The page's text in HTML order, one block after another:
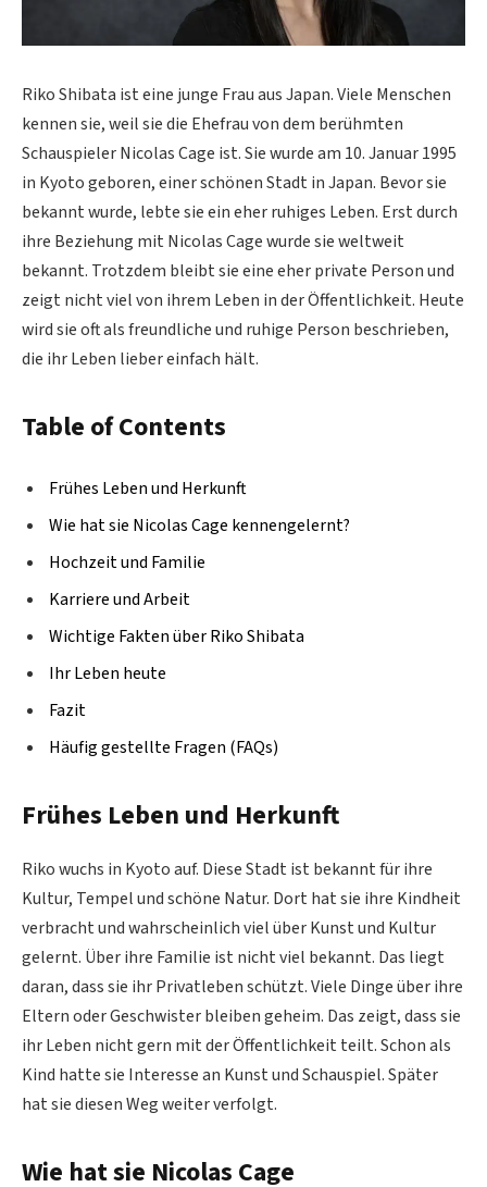
Riko Shibata ist eine junge Frau aus Japan. Viele Menschen
kennen sie, weil sie die Ehefrau von dem berühmten
Schauspieler Nicolas Cage ist. Sie wurde am 10. Januar 1995
in Kyoto geboren, einer schönen Stadt in Japan. Bevor sie
bekannt wurde, lebte sie ein eher ruhiges Leben. Erst durch
ihre Beziehung mit Nicolas Cage wurde sie weltweit
bekannt. Trotzdem bleibt sie eine eher private Person und
zeigt nicht viel von ihrem Leben in der Öffentlichkeit. Heute
wird sie oft als freundliche und ruhige Person beschrieben,
die ihr Leben lieber einfach hält.
Table of Contents
Frühes Leben und Herkunft
Wie hat sie Nicolas Cage kennengelernt?
Hochzeit und Familie
Karriere und Arbeit
Wichtige Fakten über Riko Shibata
Ihr Leben heute
Fazit
Häufig gestellte Fragen (FAQs)
Frühes Leben und Herkunft
Riko wuchs in Kyoto auf. Diese Stadt ist bekannt für ihre
Kultur, Tempel und schöne Natur. Dort hat sie ihre Kindheit
verbracht und wahrscheinlich viel über Kunst und Kultur
gelernt. Über ihre Familie ist nicht viel bekannt. Das liegt
daran, dass sie ihr Privatleben schützt. Viele Dinge über ihre
Eltern oder Geschwister bleiben geheim. Das zeigt, dass sie
ihr Leben nicht gern mit der Öffentlichkeit teilt. Schon als
Kind hatte sie Interesse an Kunst und Schauspiel. Später
hat sie diesen Weg weiter verfolgt.
Wie hat sie Nicolas Cage